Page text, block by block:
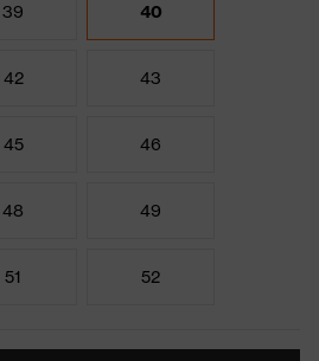
39 40
42 43
45 46
48 49
51 52